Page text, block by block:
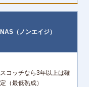
NAS（ノンエイジ）
スコッチなら3年以上は確
定（最低熟成）